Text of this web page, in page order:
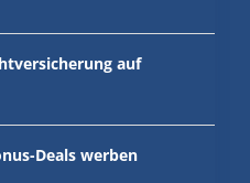
auf
Deals werben